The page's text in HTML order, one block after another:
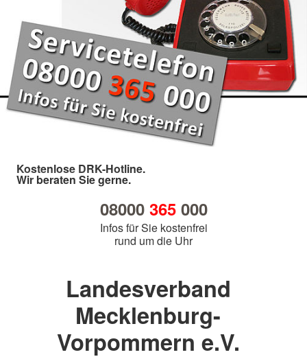
Kostenlose DRK-Hotline.
Wir beraten Sie gerne.
08000 365000
Infos für Sie kostenfrei
rund um die Uhr
Landesverband
Mecklenburg-
Vorpommern e.V.